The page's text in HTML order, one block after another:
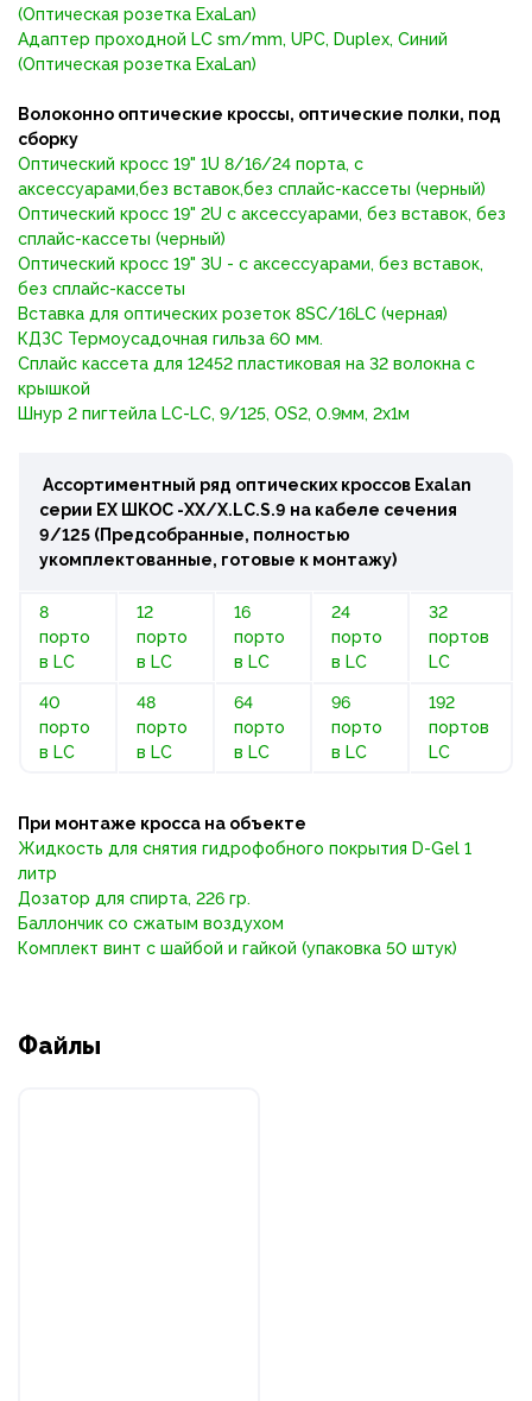
(Оптическая розетка ExaLan)
Адаптер проходной LC sm/mm, UPC, Duplex, Синий
(Оптическая розетка ExaLan)
Волоконно оптические кроссы, оптические полки, под
сборку
Оптический кросс 19" 1U 8/16/24 порта, с
аксессуарами,без вставок,без сплайс-кассеты (черный)
Оптический кросс 19" 2U с аксессуарами, без вставок, без
сплайс-кассеты (черный)
Оптический кросс 19" 3U - с аксессуарами, без вставок,
без сплайс-кассеты
Вставка для оптических розеток 8SC/16LC (черная)
КДЗС Термоусадочная гильза 60 мм.
Сплайс кассета для 12452 пластиковая на 32 волокна с
крышкой
Шнур 2 пигтейла LC-LC, 9/125, OS2, 0.9мм, 2x1м
Ассортиментный ряд оптических кроссов Exalan
серии ЕХ ШКОС -ХХ/Х.LC.S.9 на кабеле сечения
9/125 (Предсобранные, полностью
укомплектованные, готовые к монтажу)
8
порто
в LC
12
порто
в LC
16
порто
в LC
24
порто
в LC
32
портов
LC
40
порто
в LC
48
порто
в LC
64
порто
в LC
96
порто
в LC
192
портов
LC
При монтаже кросса на объекте
Жидкость для снятия гидрофобного покрытия D-Gel 1
литр
Дозатор для спирта, 226 гр.
Баллончик со сжатым воздухом
Комплект винт с шайбой и гайкой (упаковка 50 штук)
Файлы